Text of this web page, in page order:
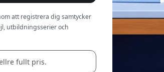
att registrera dig samtycker
utbildningsserier och
fullt pris.